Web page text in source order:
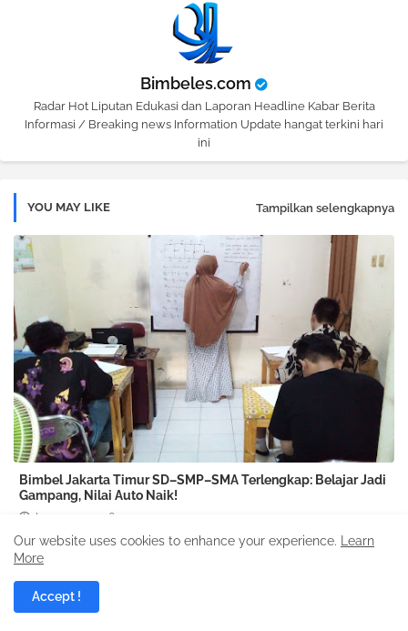
Bimbeles.com
Radar Hot Liputan Edukasi dan Laporan Headline Kabar Berita
Informasi / Breaking news Information Update hangat terkini hari
ini
YOU MAY LIKE Tampilkan selengkapnya
Bimbel Jakarta Timur SD–SMP–SMA Terlengkap: Belajar Jadi
Gampang, Nilai Auto Naik!
January 11, 2026
Our website uses cookies to enhance your experience.
Learn
More
Accept !